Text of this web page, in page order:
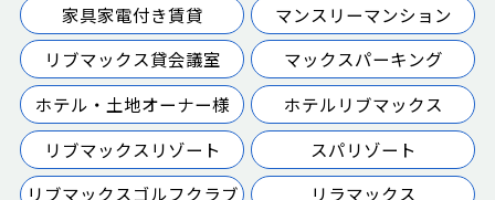
家具家電付き賃貸
マンスリーマンション
リブマックス貸会議室
マックスパーキング
ホテル・土地オーナー様
ホテルリブマックス
リブマックスリゾート
スパリゾート
リブマックスゴルフクラブ
リラマックス